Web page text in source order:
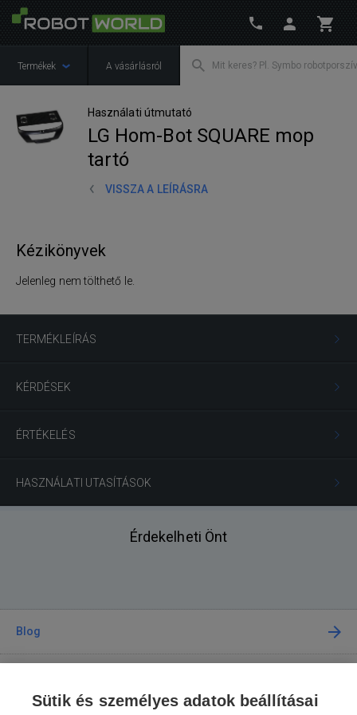
Termékek A vásárlásról
Használati útmutató
LG Hom-Bot SQUARE mop
tartó
VISSZA A LEÍRÁSRA
TERMÉKLEÍRÁS
KÉRDÉSEK
ÉRTÉKELÉS
HASZNÁLATI UTASÍTÁSOK
Kézikönyvek
Jelenleg nem tölthető le.
Érdekelheti Önt
Blog
Sütik és személyes adatok beállításai